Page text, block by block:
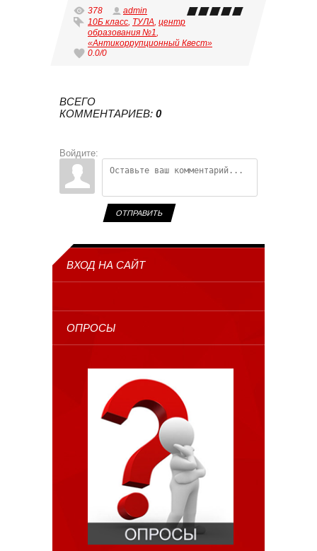
378
admin
10Б класс, ТУЛА, центр
образования №1,
«Антикоррупционный Квест»
0.0/0
ВСЕГО
КОММЕНТАРИЕВ: 0
Войдите:
ОТПРАВИТЬ
ВХОД НА САЙТ
ОПРОСЫ